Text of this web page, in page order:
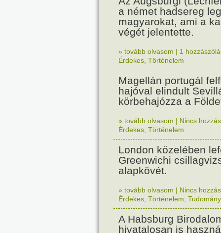
a német hadsereg
magyarokat, ami a
végét jelentette.
» tovább olvasom | 1
Érdekes Történelem
Magellán portugál
hajóval elindult
körbehajózza a
» tovább olvasom | Nincs
Érdekes Történelem
London közelében
Greenwichi
alapkövét.
» tovább olvasom | Nincs
Érdekes Történelem Tudomány
A Habsburg
hivatalosan is